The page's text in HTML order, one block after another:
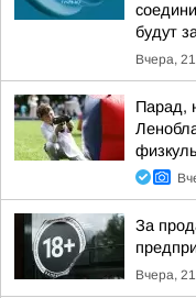
будут
Вчера,
Парад,
За
Вчера,